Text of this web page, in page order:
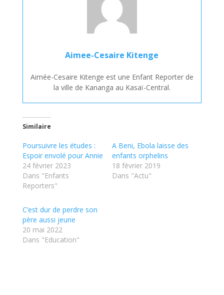
Aimee-Cesaire Kitenge
Aimée-Cesaire Kitenge est une Enfant Reporter de
la ville de Kananga au Kasaï-Central.
Similaire
Poursuivre les études :
Espoir envolé pour Annie
24 février 2023
Dans "Enfants
Reporters"
A Beni, Ebola laisse des
enfants orphelins
18 février 2019
Dans "Actu"
C’est dur de perdre son
père aussi jeune
20 mai 2022
Dans "Education"